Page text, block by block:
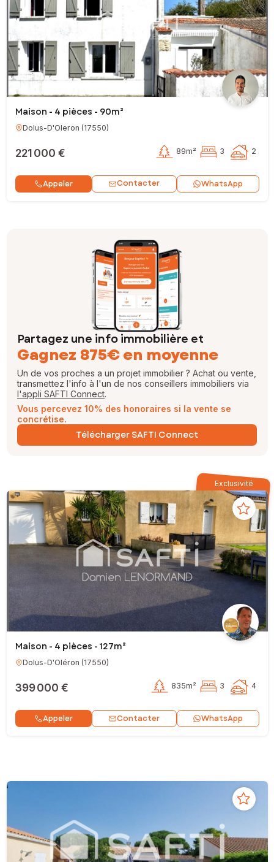
Maison - 4 pièces - 90m²
Dolus-D'Oleron (17550)
221 000 € 89m² 3 2
Appeler Contacter WhatsApp
Partagez une info immobilière et
Gagnez 875€ en moyenne
Un de vos proches a un projet immobilier ? Achat ou vente,
transmettez l'info à l'un de nos conseillers immobiliers via
l'appli SAFTI Connect.
Vous percevez 10% des honoraires si la vente se
concrétise.
Télécharger SAFTI Connect
Exclusivité
Maison - 4 pièces - 127m²
Dolus-D'Oléron (17550)
399 000 € 835m² 3 4
Appeler Contacter WhatsApp